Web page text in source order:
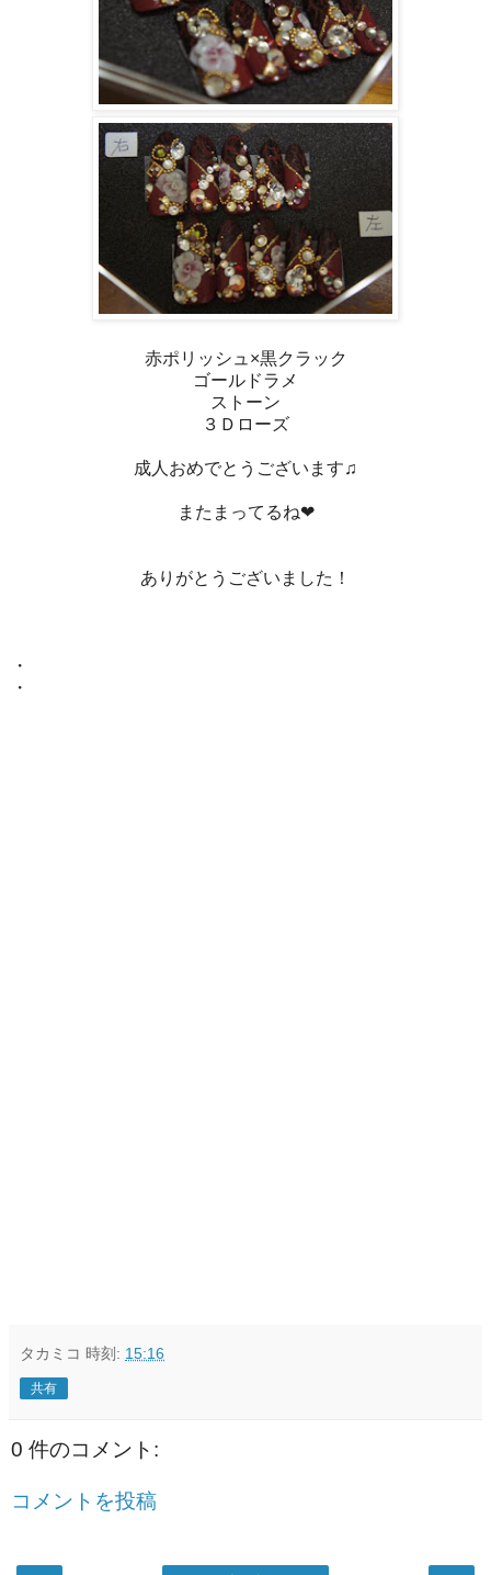
赤ポリッシュ×黒クラック
ゴールドラメ
ストーン
３Ｄローズ
成人おめでとうございます♫
またまってるね❤
ありがとうございました！
・
・
タカミコ 時刻: 15:16
共有
0 件のコメント:
コメントを投稿